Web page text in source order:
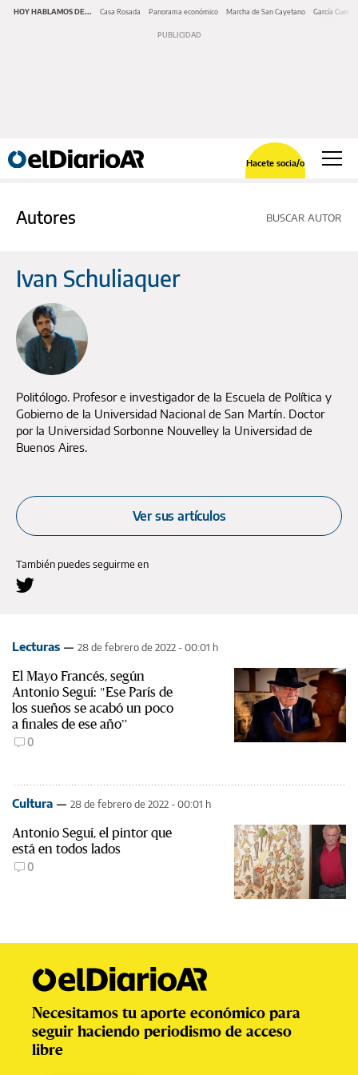
HOY HABLAMOS DE... Casa Rosada Panorama económico Marcha de San Cayetano García Cuerva
Hacete socia/o
Autores BUSCAR AUTOR
Ivan Schuliaquer
Politólogo. Profesor e investigador de la Escuela de Política y
Gobierno de la Universidad Nacional de San Martín. Doctor
por la Universidad Sorbonne Nouvelley la Universidad de
Buenos Aires.
Ver sus artículos
También puedes seguirme en
Lecturas 28 de febrero de 2022 - 00:01 h
El Mayo Francés, según
Antonio Seguí: "Ese París de
los sueños se acabó un poco
a finales de ese año”
0
Cultura 28 de febrero de 2022 - 00:01 h
Antonio Seguí, el pintor que
está en todos lados
0
Necesitamos tu aporte económico para
seguir haciendo periodismo de acceso
libre